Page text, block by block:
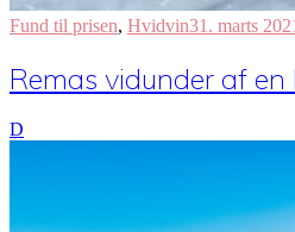
Fund til prisen, Hvidvin31. marts
Remas vidunder af en
D